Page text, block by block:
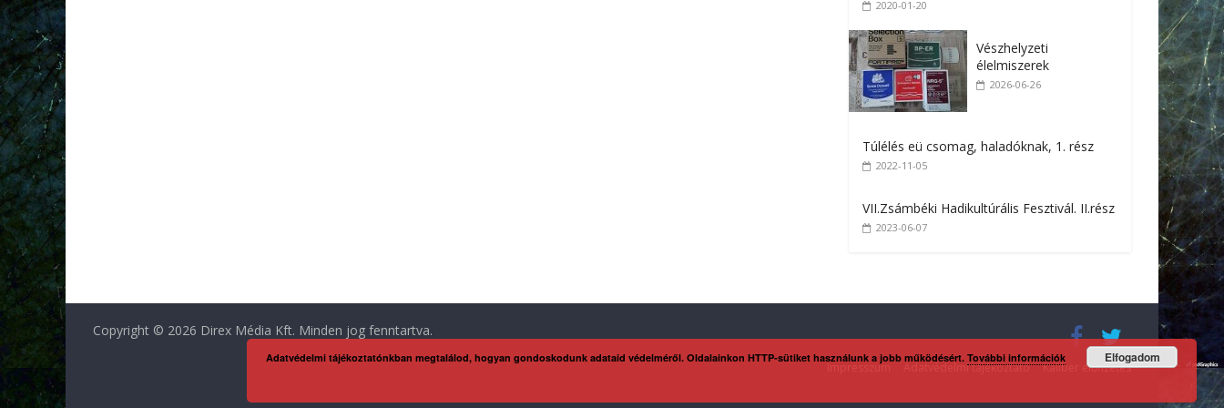
2020-01-20
Vészhelyzeti
élelmiszerek
2026-06-26
Túlélés eü csomag, haladóknak, 1. rész
2022-11-05
VII.Zsámbéki Hadikultúrális Fesztivál. II.rész
2023-06-07
Impresszum Adatvédelmi tájékoztató Kaliber előfizetés
Copyright © 2026 Direx Média Kft. Minden jog fenntartva.
Adatvédelmi tájékoztatónkban megtalálod, hogyan gondoskodunk adataid védelméről. Oldalainkon HTTP-sütiket használunk a jobb működésért. További információk Elfogadom